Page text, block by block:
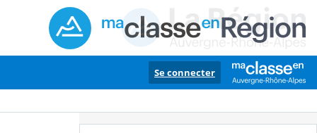
Se connecter